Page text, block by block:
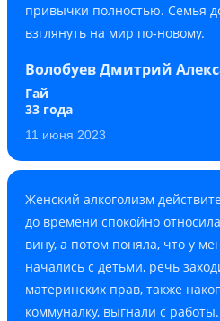
привычки полностью. Семья
взглянуть на мир по-новому.
Волобуев Дмитрий
Гай
33 года
11 июня 2023
Женский алкоголизм
до времени спокойно
вину, а потом поняла, что у
начались с детьми, речь
материнских прав, также
коммуналку, выгнали с